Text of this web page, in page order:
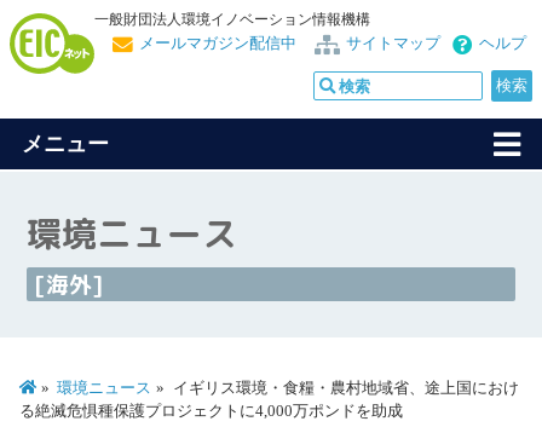
一般財団法人環境イノベーション情報機構
ヘルプ
サイトマップ
メールマガジン配信中
メニュー
環境ニュース
[海外]
環境ニュース
イギリス環境・食糧・農村地域省、途上国におけ
る絶滅危惧種保護プロジェクトに4,000万ポンドを助成